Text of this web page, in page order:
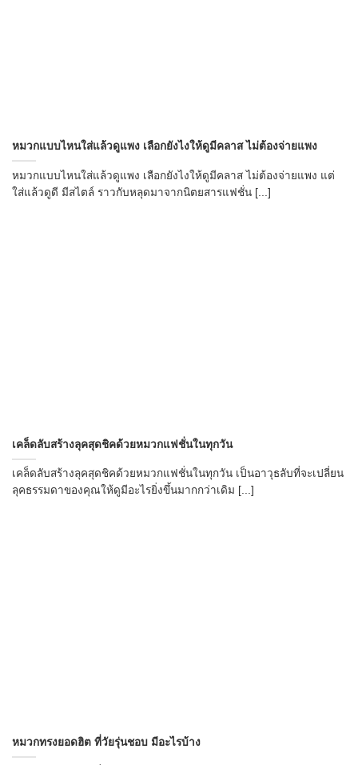
หมวกแบบไหนใส่แล้วดูแพง เลือกยังไงให้ดูมีคลาส ไม่ต้องจ่ายแพง
หมวกแบบไหนใส่แล้วดูแพง เลือกยังไงให้ดูมีคลาส ไม่ต้องจ่ายแพง แต่
ใส่แล้วดูดี มีสไตล์ ราวกับหลุดมาจากนิตยสารแฟชั่น [...]
เคล็ดลับสร้างลุคสุดชิคด้วยหมวกแฟชั่นในทุกวัน
เคล็ดลับสร้างลุคสุดชิคด้วยหมวกแฟชั่นในทุกวัน เป็นอาวุธลับที่จะเปลี่ยน
ลุคธรรมดาของคุณให้ดูมีอะไรยิ่งขึ้นมากกว่าเดิม [...]
หมวกทรงยอดฮิต ที่วัยรุ่นชอบ มีอะไรบ้าง